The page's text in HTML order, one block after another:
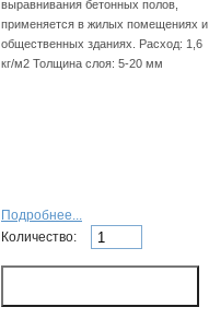
выравнивания бетонных полов,
применяется в жилых помещениях и
общественных зданиях. Расход: 1,6
кг/м2 Толщина слоя: 5-20 мм
Подробнее...
Количество: